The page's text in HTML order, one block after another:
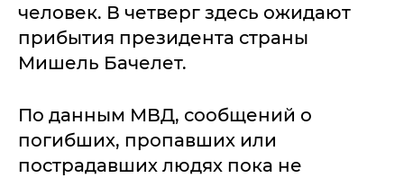
человек. В четверг здесь ожидают
прибытия президента страны
Мишель Бачелет.
По данным МВД, сообщений о
погибших, пропавших или
пострадавших людях пока не